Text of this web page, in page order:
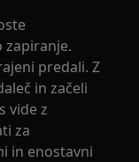
zapiranje.
predali. Z
in začeli
vide z
za
in enostavni